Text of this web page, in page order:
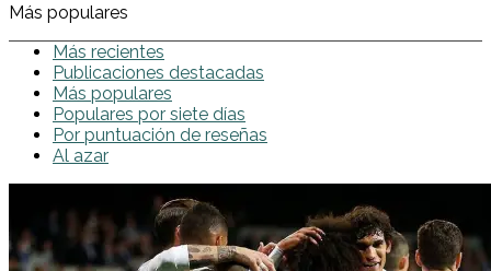
Más populares
Más recientes
Publicaciones destacadas
Más populares
Populares por siete días
Por puntuación de reseñas
Al azar